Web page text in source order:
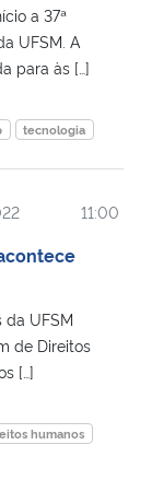
a 37ª
UFSM. A
para às […]
tecnologia
11:00
da UFSM
de Direitos
[…]
humanos